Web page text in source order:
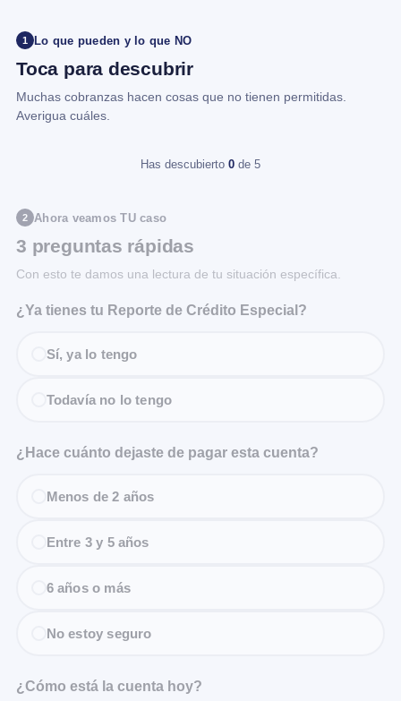
1 Lo que pueden y lo que NO
Toca para descubrir
Muchas cobranzas hacen cosas que no tienen permitidas.
Averigua cuáles.
Has descubierto 0 de 5
2 Ahora veamos TU caso
3 preguntas rápidas
Con esto te damos una lectura de tu situación específica.
¿Ya tienes tu Reporte de Crédito Especial?
Sí, ya lo tengo
Todavía no lo tengo
¿Hace cuánto dejaste de pagar esta cuenta?
Menos de 2 años
Entre 3 y 5 años
6 años o más
No estoy seguro
¿Cómo está la cuenta hoy?